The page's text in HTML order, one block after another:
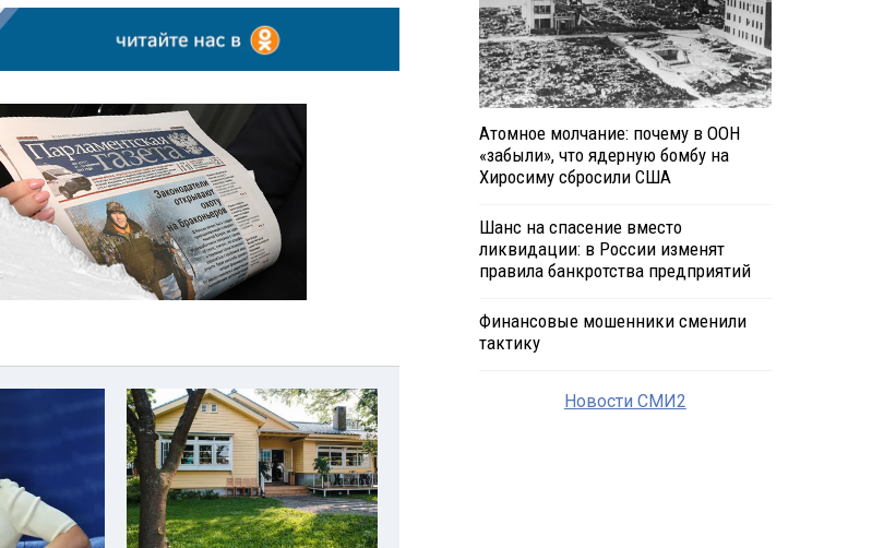
Атомное молчание: почему в ООН
«забыли», что ядерную бомбу на
Хиросиму сбросили США
Шанс на спасение вместо
ликвидации: в России изменят
правила банкротства предприятий
Финансовые мошенники сменили
тактику
Новости СМИ2